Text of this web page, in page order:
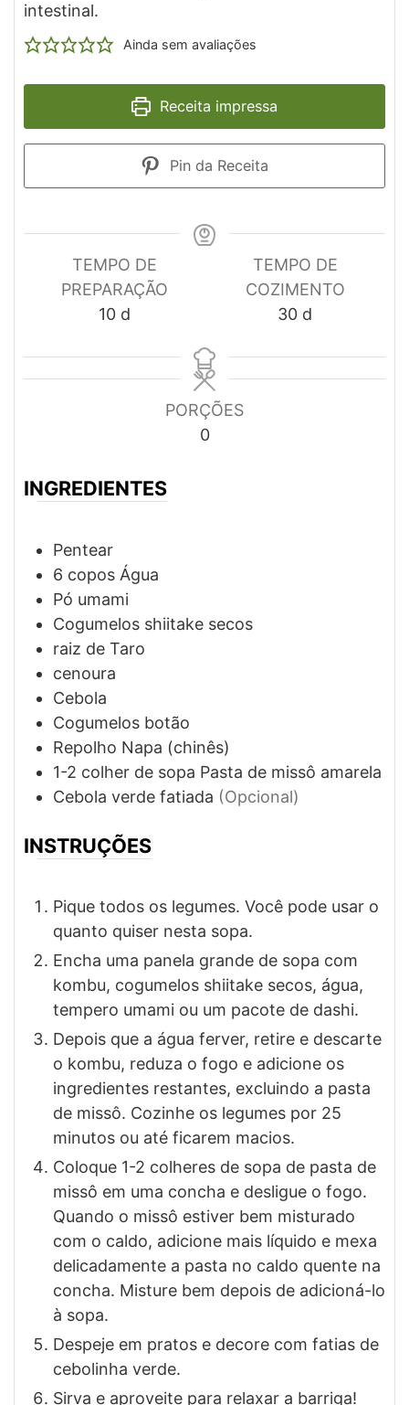
intestinal.
Ainda sem avaliações
Receita impressa
Pin da Receita
TEMPO DE
PREPARAÇÃO
10dias
d
TEMPO DE
COZIMENTO
30dias
d
PORÇÕES
0
INGREDIENTES
Pentear
6 copos Água
Pó umami
Cogumelos shiitake secos
raiz de Taro
cenoura
Cebola
Cogumelos botão
Repolho Napa (chinês)
1-2 colher de sopa Pasta de missô amarela
Cebola verde fatiada (Opcional)
INSTRUÇÕES
Pique todos os legumes. Você pode usar o
quanto quiser nesta sopa.
Encha uma panela grande de sopa com
kombu, cogumelos shiitake secos, água,
tempero umami ou um pacote de dashi.
Depois que a água ferver, retire e descarte
o kombu, reduza o fogo e adicione os
ingredientes restantes, excluindo a pasta
de missô. Cozinhe os legumes por 25
minutos ou até ficarem macios.
Coloque 1-2 colheres de sopa de pasta de
missô em uma concha e desligue o fogo.
Quando o missô estiver bem misturado
com o caldo, adicione mais líquido e mexa
delicadamente a pasta no caldo quente na
concha. Misture bem depois de adicioná-lo
à sopa.
Despeje em pratos e decore com fatias de
cebolinha verde.
Sirva e aproveite para relaxar a barriga!